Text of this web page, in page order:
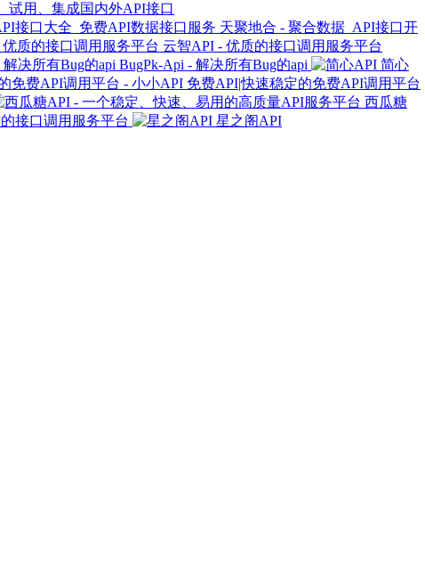
试用、集成国内外API接口
天聚地合 - 聚合数据_API接口开
云智API - 优质的接口调用服务平台
BugPk-Api - 解决所有Bug的api
简心
免费API|快速稳定的免费API调用平台
西瓜糖
接口调用服务平台
星之阁API